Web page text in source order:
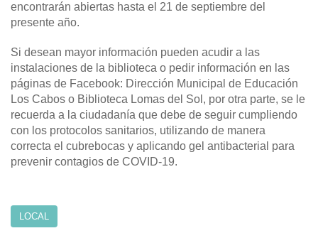
encontrarán abiertas hasta el 21 de septiembre del
presente año.
Si desean mayor información pueden acudir a las
instalaciones de la biblioteca o pedir información en las
páginas de Facebook: Dirección Municipal de Educación
Los Cabos o Biblioteca Lomas del Sol, por otra parte, se le
recuerda a la ciudadanía que debe de seguir cumpliendo
con los protocolos sanitarios, utilizando de manera
correcta el cubrebocas y aplicando gel antibacterial para
prevenir contagios de COVID-19.
LOCAL